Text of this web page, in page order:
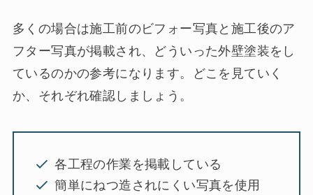
多くの場合は施工前のビフォー写真と施工後のア
フター写真が掲載され、どういった外壁塗装をし
ているのかの参考になります。どこを見ていく
か、それぞれ確認しましょう。
各工程の作業を掲載している
簡単にねつ造されにくい写真を使用